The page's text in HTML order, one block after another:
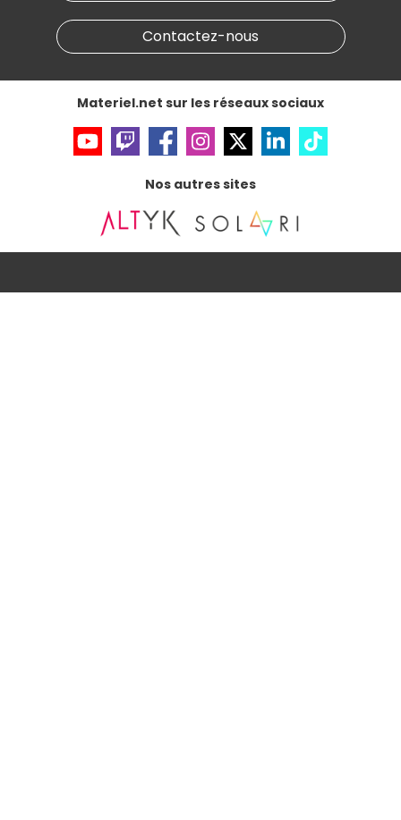
Informations légales
Données personnelles
Accessibilité : non conforme
Contactez-nous
Materiel.net sur les réseaux sociaux
Nos autres sites